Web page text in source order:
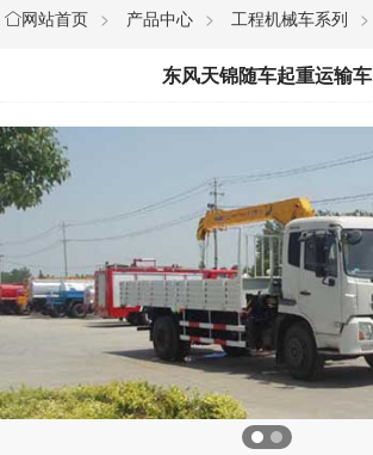
网站首页 > 产品中心 > 工程机械车系列 >
东风天锦随车起重运输车